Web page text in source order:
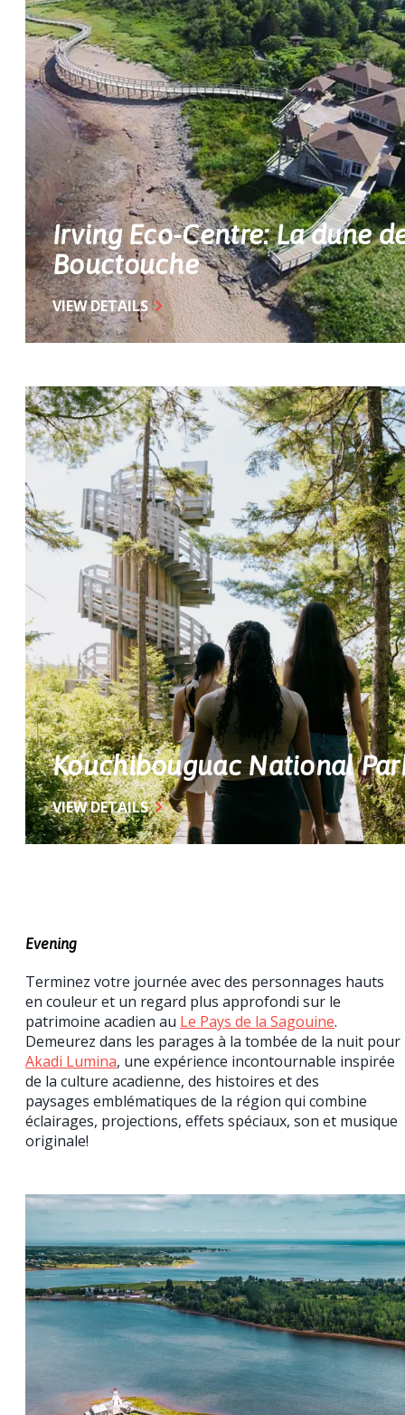
Irving Eco-Centre: La dune
Bouctouche
VIEW DETAILS
Kouchibouguac National
VIEW DETAILS
Evening
Terminez votre journée avec des personnages hauts
en couleur et un regard plus approfondi sur le
patrimoine acadien au Le Pays de la Sagouine.
Demeurez dans les parages à la tombée de la nuit pour
Akadi Lumina, une expérience incontournable inspirée
de la culture acadienne, des histoires et des
paysages emblématiques de la région qui combine
éclairages, projections, effets spéciaux, son et musique
originale!